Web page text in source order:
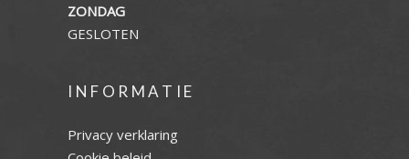
ZONDAG
GESLOTEN
INFORMATIE
Privacy verklaring